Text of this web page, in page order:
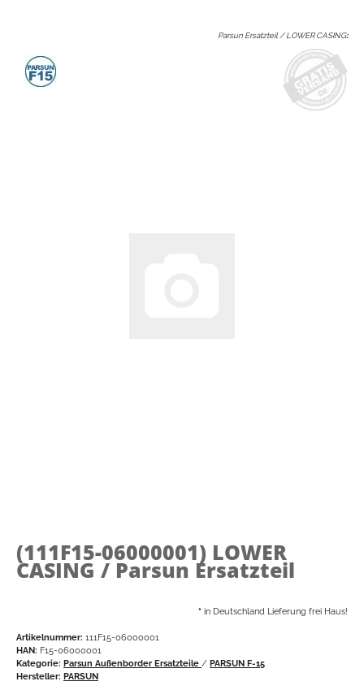
Parsun Ersatzteil / LOWER CASING:
(111F15-06000001) LOWER
CASING / Parsun Ersatzteil
* in Deutschland Lieferung frei Haus!
Artikelnummer: 111F15-06000001
HAN: F15-06000001
Kategorie: Parsun Außenborder Ersatzteile / PARSUN F-15
Hersteller: PARSUN